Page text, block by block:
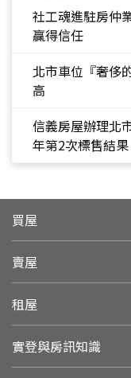
社工魂進駐房仲
贏得信任
北市車位『奢侈
高
信義房屋辦理北
年第2次標售結果
買屋
賣屋
租屋
實登與房訊知識